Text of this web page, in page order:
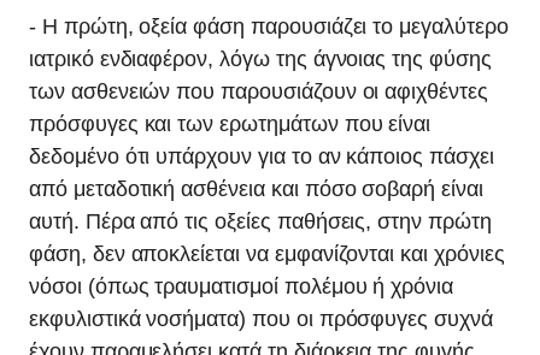
- Η πρώτη, οξεία φάση παρουσιάζει το μεγαλύτερο
ιατρικό ενδιαφέρον, λόγω της άγνοιας της φύσης
των ασθενειών που παρουσιάζουν οι αφιχθέντες
πρόσφυγες και των ερωτημάτων που είναι
δεδομένο ότι υπάρχουν για το αν κάποιος πάσχει
από μεταδοτική ασθένεια και πόσο σοβαρή είναι
αυτή. Πέρα από τις οξείες παθήσεις, στην πρώτη
φάση, δεν αποκλείεται να εμφανίζονται και χρόνιες
νόσοι (όπως τραυματισμοί πολέμου ή χρόνια
εκφυλιστικά νοσήματα) που οι πρόσφυγες συχνά